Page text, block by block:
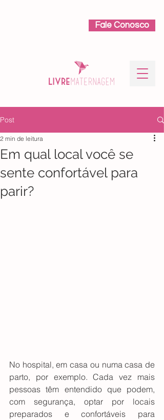
Fale Conosco
Post
Em qual local você se
sente confortável para
parir?
2 min de leitura
No hospital, em casa ou numa casa de
parto, por exemplo. Cada vez mais
pessoas têm entendido que podem,
com segurança, optar por locais
preparados e confortáveis para